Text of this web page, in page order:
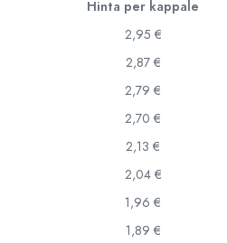
Hinta per kappale
2,95 €
2,87 €
2,79 €
2,70 €
2,13 €
2,04 €
1,96 €
1,89 €